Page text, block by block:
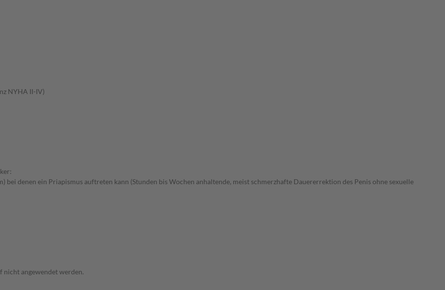
NYHA II-IV)
bei denen ein Priapismus auftreten kann (Stunden bis Wochen anhaltende, meist schmerzhafte Dauererrektion des Penis ohne sexuelle
nicht angewendet werden.